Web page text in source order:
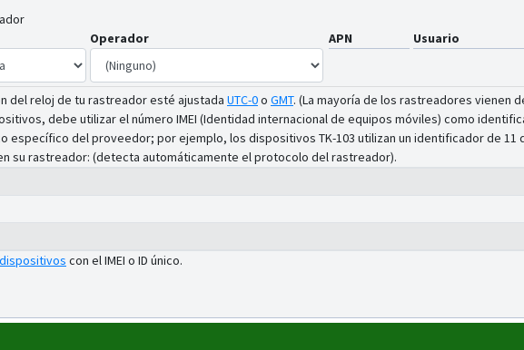
Operador APN Usuario
del reloj de tu rastreador esté ajustada UTC-0o GMT. (La mayoría de los rastreadores vienen
debe utilizar el número IMEI (Identidad internacional de equipos móviles) como
específico del proveedor; por ejemplo, los dispositivos TK-103 utilizan un identificador de 11
su rastreador: (detecta automáticamente el protocolo del rastreador).
dispositivos con el IMEI o ID único.